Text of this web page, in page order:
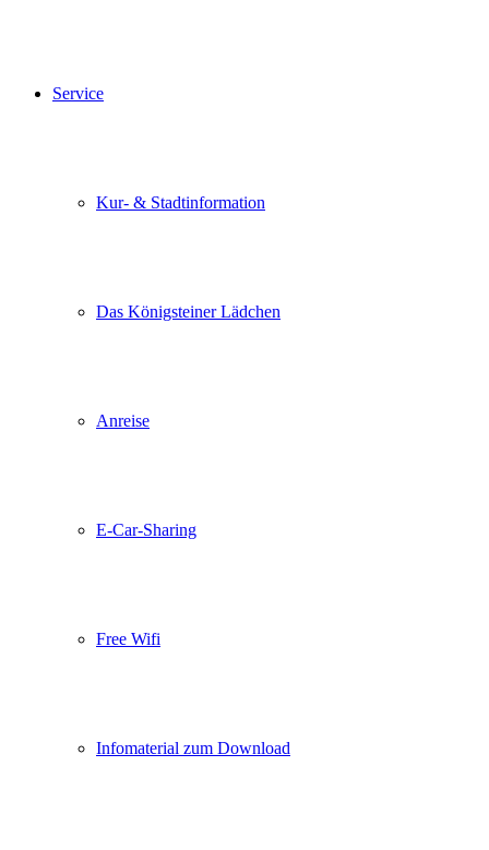
Service
Kur- & Stadtinformation
Das Königsteiner Lädchen
Anreise
E-Car-Sharing
Free Wifi
Infomaterial zum Download